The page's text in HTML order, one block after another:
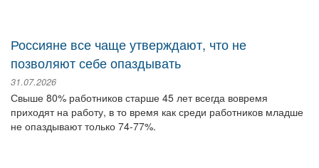
Россияне все чаще утверждают, что не
позволяют себе опаздывать
31.07.2026
Свыше 80% работников старше 45 лет всегда вовремя
приходят на работу, в то время как среди работников младше
не опаздывают только 74-77%.